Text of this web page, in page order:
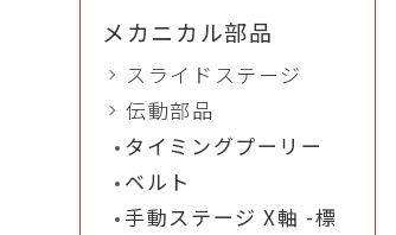
メカニカル部品
スライドステージ
伝動部品
タイミングプーリー
ベルト
手動ステージ X軸 -標